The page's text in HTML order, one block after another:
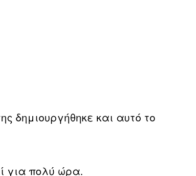
δημιουργήθηκε και αυτό το
για πολύ ώρα.